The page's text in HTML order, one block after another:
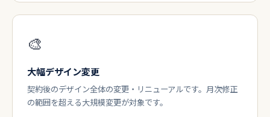
🎨
大幅デザイン変更
契約後のデザイン全体の変更・リニューアルです。月次修正
の範囲を超える大規模変更が対象です。